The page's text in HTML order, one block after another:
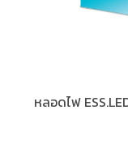
หลอดไฟ